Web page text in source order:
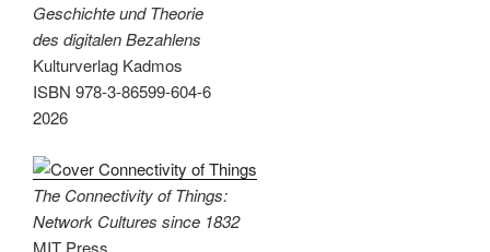
Geschichte und Theorie
des digitalen Bezahlens
Kulturverlag Kadmos
ISBN 978-3-86599-604-6
2026
The Connectivity of Things:
Network Cultures since 1832
MIT Press